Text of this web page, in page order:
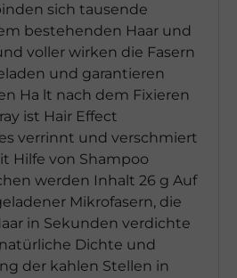
sich tausende
bestehenden Haar und
voller wirken die Fasern
und garantieren
Ha lt nach dem Fixieren
ist Hair Effect
verrinnt und verschmiert
Hilfe von Shampoo
werden Inhalt 26 g Auf
Mikrofasern, die
in Sekunden verdichte
Dichte und
der kahlen Stellen in